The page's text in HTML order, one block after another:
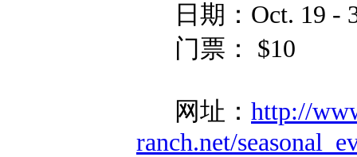
日期：Oct. 19 -
门票： $10
网址： http://
ranch.net/